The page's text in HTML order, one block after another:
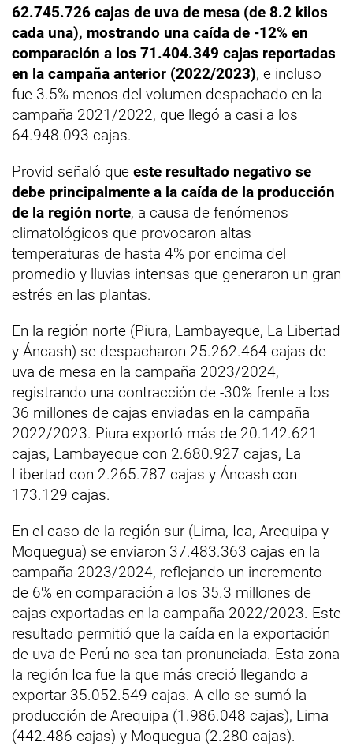
62.745.726 cajas de uva de mesa (de 8.2 kilos
cada una), mostrando una caída de -12% en
comparación a los 71.404.349 cajas reportadas
en la campaña anterior (2022/2023), e incluso
fue 3.5% menos del volumen despachado en la
campaña 2021/2022, que llegó a casi a los
64.948.093 cajas.
Provid señaló que este resultado negativo se
debe principalmente a la caída de la producción
de la región norte, a causa de fenómenos
climatológicos que provocaron altas
temperaturas de hasta 4% por encima del
promedio y lluvias intensas que generaron un gran
estrés en las plantas.
En la región norte (Piura, Lambayeque, La Libertad
y Áncash) se despacharon 25.262.464 cajas de
uva de mesa en la campaña 2023/2024,
registrando una contracción de -30% frente a los
36 millones de cajas enviadas en la campaña
2022/2023. Piura exportó más de 20.142.621
cajas, Lambayeque con 2.680.927 cajas, La
Libertad con 2.265.787 cajas y Áncash con
173.129 cajas.
En el caso de la región sur (Lima, Ica, Arequipa y
Moquegua) se enviaron 37.483.363 cajas en la
campaña 2023/2024, reflejando un incremento
de 6% en comparación a los 35.3 millones de
cajas exportadas en la campaña 2022/2023. Este
resultado permitió que la caída en la exportación
de uva de Perú no sea tan pronunciada. Esta zona
la región Ica fue la que más creció llegando a
exportar 35.052.549 cajas. A ello se sumó la
producción de Arequipa (1.986.048 cajas), Lima
(442.486 cajas) y Moquegua (2.280 cajas).